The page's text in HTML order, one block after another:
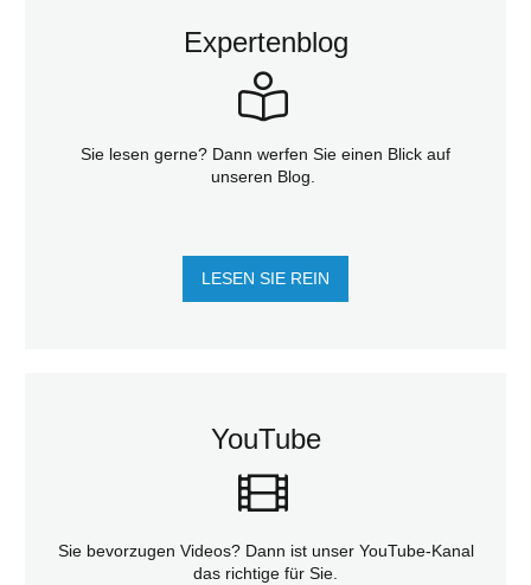
Expertenblog
Sie lesen gerne? Dann werfen Sie einen Blick auf
unseren Blog.
LESEN SIE REIN
YouTube
Sie bevorzugen Videos? Dann ist unser YouTube-Kanal
das richtige für Sie.